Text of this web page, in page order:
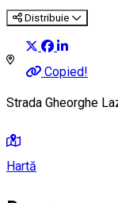
Distribuie
Copied!
Strada Gheorghe
Hartă